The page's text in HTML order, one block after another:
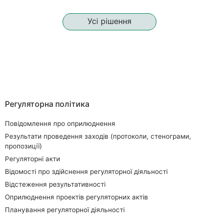
Усі рішення
Регуляторна політика
Повідомлення про оприлюднення
Результати проведення заходів (протоколи, стенограми,
пропозиції)
Регуляторні акти
Відомості про здійснення регуляторної діяльності
Відстеження результативності
Оприлюднення проектів регуляторних актів
Планування регуляторної діяльності